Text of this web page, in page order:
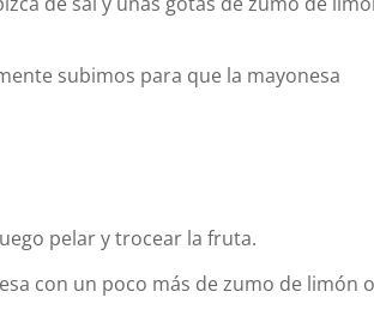
subimos para que la mayonesa
pelar y trocear la fruta.
con un poco más de zumo de limón